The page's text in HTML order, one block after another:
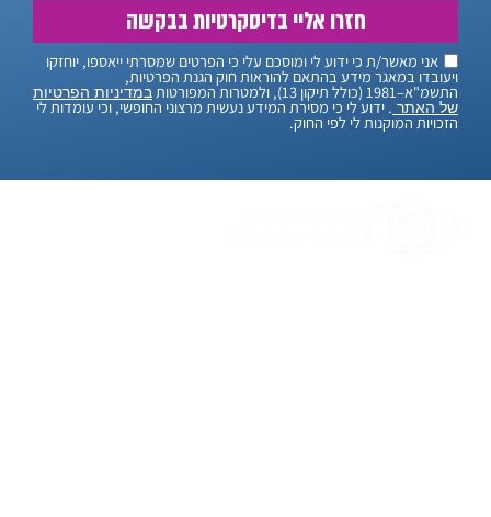
אני מאשר/ת כי ידוע לי ומוסכם עלי כי הפרטים שמסרתי ייאספו, יוחזקו
ויעובדו במאגר מידע בהתאם להוראות חוק הגנת הפרטיות,
התשמ"א–1981 (כולל תיקון 13), ולמטרות המפורטות
במדיניות הפרטיות
של האתר . ידוע לי כי מסירת המידע נעשית מרצוני החופשי, וכי עומדות לי
הזכויות המוקנות לי לפי החוק.
חזרו אליי בדיסקרטיות בבקשה